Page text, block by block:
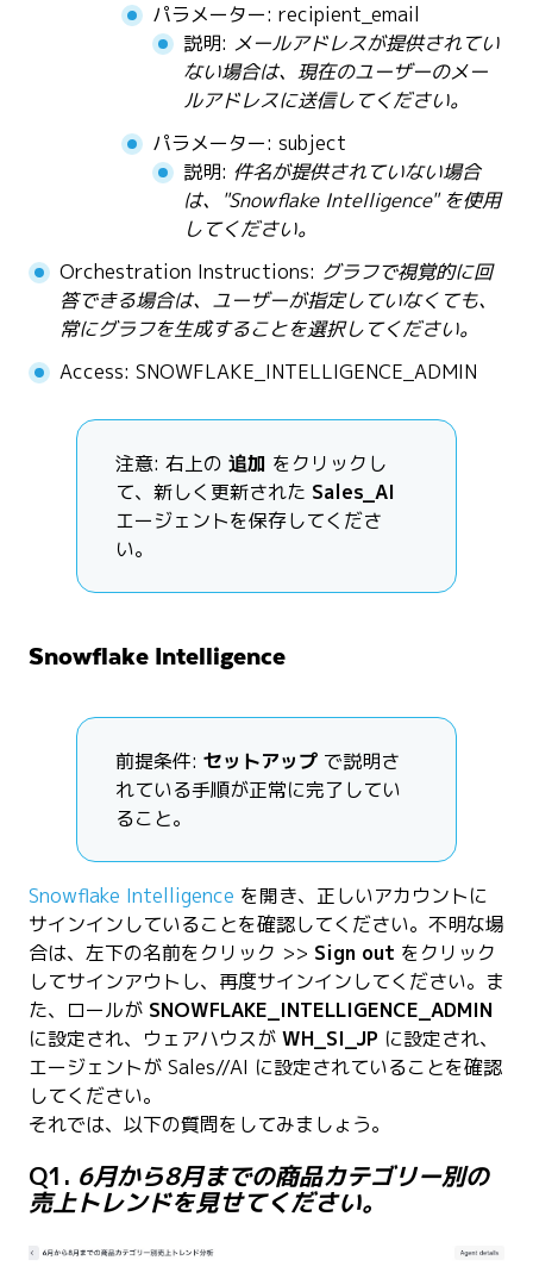
パラメーター: recipient_email
説明: メールアドレスが提供されてい
ない場合は、現在のユーザーのメー
ルアドレスに送信してください。
パラメーター: subject
説明: 件名が提供されていない場合
は、"Snowflake Intelligence" を使用
してください。
Orchestration Instructions: グラフで視覚的に回
答できる場合は、ユーザーが指定していなくても、
常にグラフを生成することを選択してください。
Access: SNOWFLAKE_INTELLIGENCE_ADMIN
注意: 右上の 追加 をクリックし
て、新しく更新された Sales_AI
エージェントを保存してくださ
い。
Snowflake Intelligence
前提条件: セットアップ で説明さ
れている手順が正常に完了してい
ること。
Snowflake Intelligence を開き、正しいアカウントに
サインインしていることを確認してください。不明な場
合は、左下の名前をクリック >> Sign out をクリック
してサインアウトし、再度サインインしてください。ま
た、ロールが SNOWFLAKE_INTELLIGENCE_ADMIN
に設定され、ウェアハウスが WH_SI_JP に設定され、
エージェントが Sales//AI に設定されていることを確認
してください。
それでは、以下の質問をしてみましょう。
Q1. 6月から8月までの商品カテゴリー別の
売上トレンドを見せてください。